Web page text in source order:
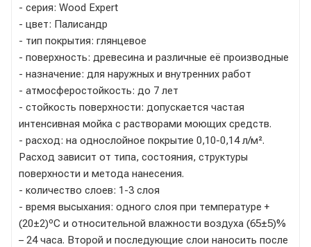
- серия: Wood Expert
- цвет: Палисандр
- тип покрытия: глянцевое
- поверхность: древесина и различные её производные
- назначение: для наружных и внутренних работ
- атмосферостойкость: до 7 лет
- стойкость поверхности: допускается частая
интенсивная мойка с растворами моющих средств.
- расход: на однослойное покрытие 0,10-0,14 л/м².
Расход зависит от типа, состояния, структуры
поверхности и метода нанесения.
- количество слоев: 1-3 слоя
- время высыхания: одного слоя при температуре +
(20±2)ºС и относительной влажности воздуха (65±5)%
– 24 часа. Второй и последующие слои наносить после